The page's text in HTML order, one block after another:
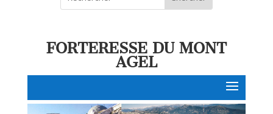
FORTERESSE DU MONT
AGEL